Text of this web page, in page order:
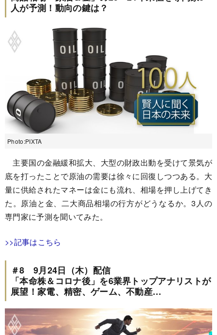
人が予測！動向の鍵は？
Photo:PIXTA
主要国の金融緩和拡大、大型の財政出動を受けて景気が
底を打ったことで原油の需要は徐々に回復しつつある。大
量に供給されたマネーは金にも流れ、相場を押し上げてき
た。原油と金、二大商品相場の行方がどうなるか。3人の
専門家に予測を聞いてみた。
>>記事はこちら
＃8 9月24日（木）配信
「本命株＆コロナ後」を6業界トップアナリストが
展望！家電、精密、ゲーム、不動産…